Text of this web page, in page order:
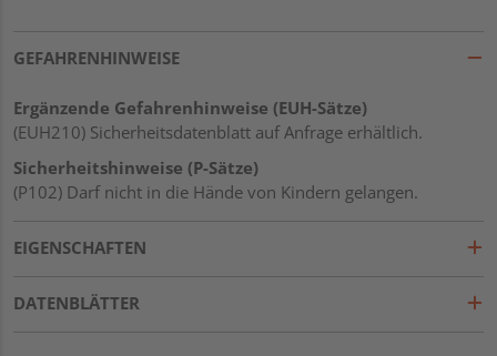
GEFAHRENHINWEISE
Ergänzende Gefahrenhinweise (EUH-Sätze)
(EUH210) Sicherheitsdatenblatt auf Anfrage erhältlich.
Sicherheitshinweise (P-Sätze)
(P102) Darf nicht in die Hände von Kindern gelangen.
EIGENSCHAFTEN
DATENBLÄTTER